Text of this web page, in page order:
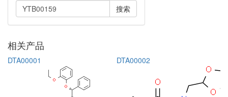
搜索
相关产品
DTA00001 DTA00002